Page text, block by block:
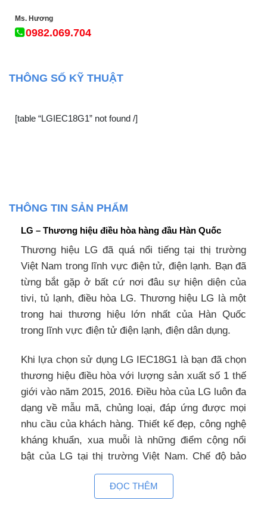
Ms. Hương
0982.069.704
THÔNG SỐ KỸ THUẬT
[table “LGIEC18G1” not found /]
THÔNG TIN SẢN PHẨM
LG – Thương hiệu điều hòa hàng đầu Hàn Quốc
Thương hiệu LG đã quá nổi tiếng tại thị trường
Việt Nam trong lĩnh vực điện tử, điện lạnh. Bạn đã
từng bắt gặp ở bất cứ nơi đâu sự hiện diện của
tivi, tủ lạnh, điều hòa LG. Thương hiệu LG là một
trong hai thương hiệu lớn nhất của Hàn Quốc
trong lĩnh vực điện tử điện lạnh, điện dân dụng.
Khi lựa chọn sử dụng LG IEC18G1 là bạn đã chọn
thương hiệu điều hòa với lượng sản xuất số 1 thế
giới vào năm 2015, 2016. Điều hòa của LG luôn đa
dạng về mẫu mã, chủng loại, đáp ứng được mọi
nhu cầu của khách hàng. Thiết kế đẹp, công nghệ
kháng khuẩn, xua muỗi là những điểm cộng nổi
bật của LG tại thị trường Việt Nam. Chế độ bảo
hành ưu việt cũng là lý do khiến bạn không cần
ngại ngần khi chọn LG IEC18G1
ĐỌC THÊM